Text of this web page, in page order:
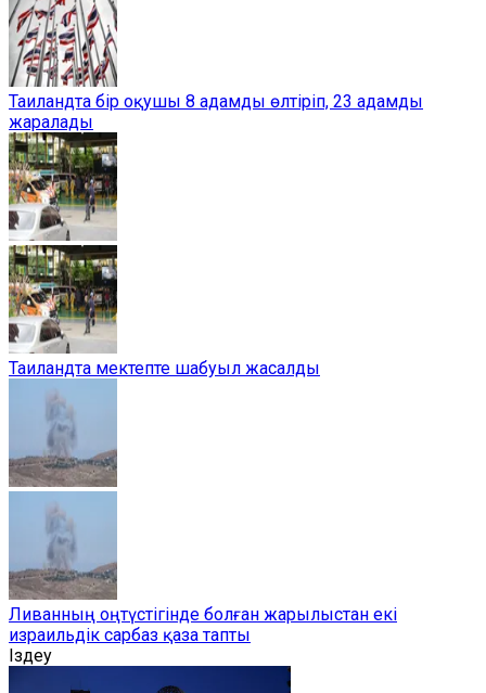
Таиландта бір оқушы 8 адамды өлтіріп, 23 адамды
жаралады
Таиландта мектепте шабуыл жасалды
Ливанның оңтүстігінде болған жарылыстан екі
израильдік сарбаз қаза тапты
Іздеу